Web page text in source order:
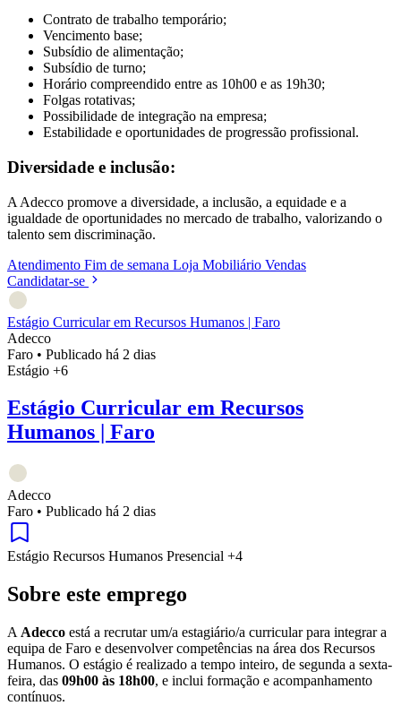
Contrato de trabalho temporário;
Vencimento base;
Subsídio de alimentação;
Subsídio de turno;
Horário compreendido entre as 10h00 e as 19h30;
Folgas rotativas;
Possibilidade de integração na empresa;
Estabilidade e oportunidades de progressão profissional.
Diversidade e inclusão:
A Adecco promove a diversidade, a inclusão, a equidade e a
igualdade de oportunidades no mercado de trabalho, valorizando o
talento sem discriminação.
Atendimento Fim de semana Loja Mobiliário Vendas
Candidatar-se
Estágio Curricular em Recursos Humanos | Faro
Adecco
Faro • Publicado há 2 dias
Estágio +6
Estágio Curricular em Recursos
Humanos | Faro
Adecco
Faro • Publicado há 2 dias
Estágio Recursos Humanos Presencial +4
Sobre este emprego
A Adecco está a recrutar um/a estagiário/a curricular para integrar a
equipa de Faro e desenvolver competências na área dos Recursos
Humanos. O estágio é realizado a tempo inteiro, de segunda a sexta-
feira, das 09h00 às 18h00, e inclui formação e acompanhamento
contínuos.